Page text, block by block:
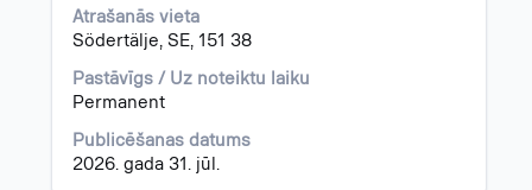
Atrašanās vieta
Södertälje, SE, 151 38
Pastāvīgs / Uz noteiktu laiku
Permanent
Publicēšanas datums
2026. gada 31. jūl.
lai
skatītu
visu
informāciju
darba
piedāvājumu.